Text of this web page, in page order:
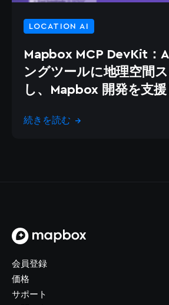
LOCATION AI
Mapbox MCP DevKit：
ングツールに地理空間
し、Mapbox 開発を支
続きを読む →
会員登録
価格
サポート